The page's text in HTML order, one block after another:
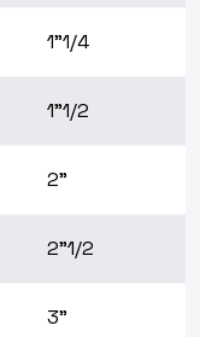
1"1/4
1"1/2
2"
2"1/2
3"